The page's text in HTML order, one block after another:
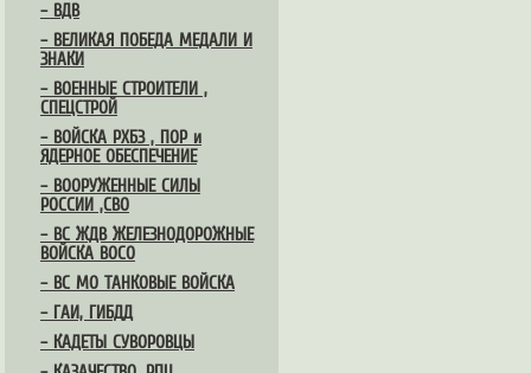
– ВДВ
– ВЕЛИКАЯ ПОБЕДА МЕДАЛИ И
ЗНАКИ
– ВОЕННЫЕ СТРОИТЕЛИ ,
СПЕЦСТРОЙ
– ВОЙСКА РХБЗ , ПОР и
ЯДЕРНОЕ ОБЕСПЕЧЕНИЕ
– ВООРУЖЕННЫЕ СИЛЫ
РОССИИ ,СВО
– ВС ЖДВ ЖЕЛЕЗНОДОРОЖНЫЕ
ВОЙСКА ВОСО
– ВС МО ТАНКОВЫЕ ВОЙСКА
– ГАИ, ГИБДД
– КАДЕТЫ СУВОРОВЦЫ